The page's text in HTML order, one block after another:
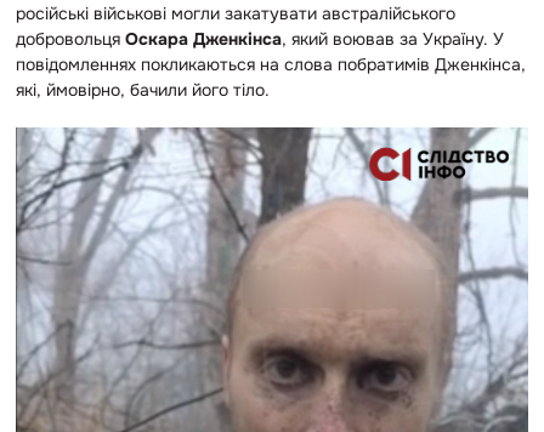
російські військові могли закатувати австралійського
добровольця Оскара Дженкінса, який воював за Україну. У
повідомленнях покликаються на слова побратимів Дженкінса,
які, ймовірно, бачили його тіло.